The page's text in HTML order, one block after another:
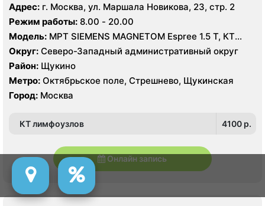
Адрес: г. Москва, ул. Маршала Новикова, 23, стр. 2
Режим работы: 8.00 - 20.00
Модель: МРТ SIEMENS MAGNETOM Espree 1.5 Т, КТ
Toshiba Aquilion 64 среза, УЗИ Toshiba Aplio 500
Округ: Северо-Западный административный округ
Район: Щукино
Метро: Октябрьское поле, Стрешнево, Щукинская
Город: Москва
КТ лимфоузлов 4100 p.
Онлайн запись